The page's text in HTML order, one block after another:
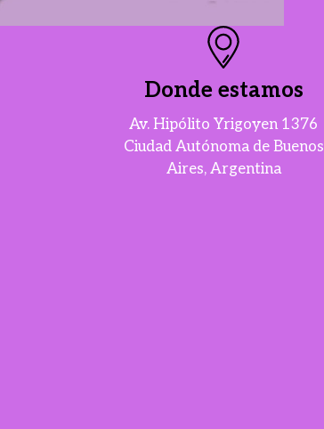
Donde estamos
Av. Hipólito Yrigoyen 1376
Ciudad Autónoma de Buenos
Aires, Argentina